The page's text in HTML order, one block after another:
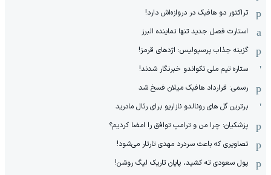
تراکتور دو هافبک در دروازه‌اش دارد!
استارت فصل جدید تنها نماینده البرز
گزینه جذاب پرسپولیس: اژدهای قرمز!
ستاره تیم ملی تکواندو خبرنگار شدند!
رسمی: قرارداد هافبک میلان فسخ شد
برترین گل های رونالدو نازاریو برای رئال مادرید
پزشکیان: چرا من و ترامپ توافق را امضا کردیم؟
تصاویری که باعث سردرد مهدی تارتار می‌شود!
پول سعودی ته کشید، پایان تاریک لیگ روشن!